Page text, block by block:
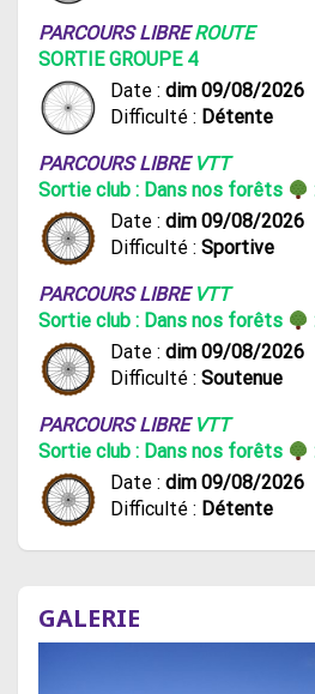
PARCOURS LIBREROUTE
SORTIE GROUPE 4
Date : dim 09/08/2026
Difficulté : Détente
PARCOURS LIBRE VTT
Sortie club : Dans nos forêts
Date : dim 09/08/2026
Difficulté : Sportive
PARCOURS LIBRE VTT
Sortie club : Dans nos forêts
Date : dim 09/08/2026
Difficulté : Soutenue
PARCOURS LIBRE VTT
Sortie club : Dans nos forêts
Date : dim 09/08/2026
Difficulté : Détente
GALERIE